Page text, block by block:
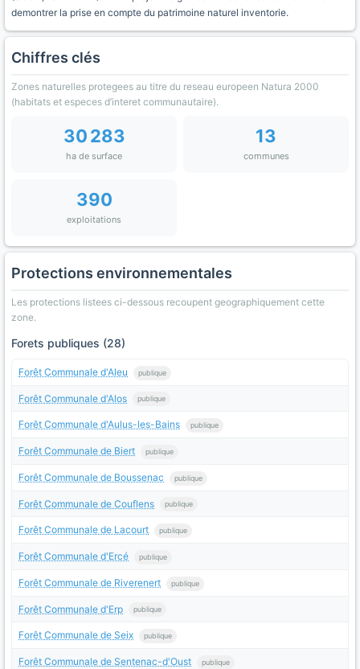
demontrer la prise en compte du patrimoine naturel inventorie.
Chiffres clés
Zones naturelles protegees au titre du reseau europeen Natura 2000
(habitats et especes d’interet communautaire).
30 283
ha de surface
13
communes
390
exploitations
Protections environnementales
Les protections listees ci-dessous recoupent geographiquement cette
zone.
Forets publiques (28)
Forêt Communale d'Aleu publique
Forêt Communale d'Alos publique
Forêt Communale d'Aulus-les-Bains publique
Forêt Communale de Biert publique
Forêt Communale de Boussenac publique
Forêt Communale de Couflens publique
Forêt Communale de Lacourt publique
Forêt Communale d'Ercé publique
Forêt Communale de Riverenert publique
Forêt Communale d'Erp publique
Forêt Communale de Seix publique
Forêt Communale de Sentenac-d'Oust publique